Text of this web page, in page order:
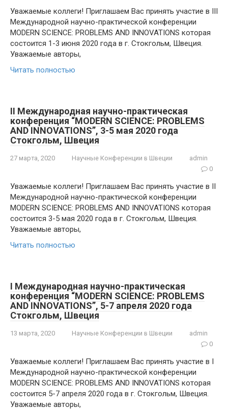
Уважаемые коллеги! Приглашаем Вас принять участие в III
Международной научно-практической конференции
MODERN SCIENCE: PROBLEMS AND INNOVATIONS которая
состоится 1-3 июня 2020 года в г. Стокгольм, Швеция.
Уважаемые авторы,
Читать полностью
II Международная научно-практическая
конференция “MODERN SCIENCE: PROBLEMS
AND INNOVATIONS”, 3-5 мая 2020 года
Стокгольм, Швеция
27 марта, 2020 Научные Конференции в Швеции
admin
0
Уважаемые коллеги! Приглашаем Вас принять участие в II
Международной научно-практической конференции
MODERN SCIENCE: PROBLEMS AND INNOVATIONS которая
состоится 3-5 мая 2020 года в г. Стокгольм, Швеция.
Уважаемые авторы,
Читать полностью
I Международная научно-практическая
конференция “MODERN SCIENCE: PROBLEMS
AND INNOVATIONS”, 5-7 апреля 2020 года
Стокгольм, Швеция
13 марта, 2020 Научные Конференции в Швеции
admin
0
Уважаемые коллеги! Приглашаем Вас принять участие в I
Международной научно-практической конференции
MODERN SCIENCE: PROBLEMS AND INNOVATIONS которая
состоится 5-7 апреля 2020 года в г. Стокгольм, Швеция.
Уважаемые авторы,